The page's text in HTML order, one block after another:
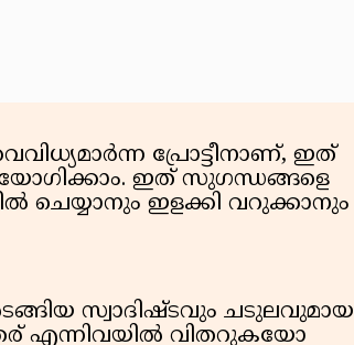
പ്രോട്ടീനാണ്, ഇത്
ഇത് സുഗന്ധങ്ങളെ
ചെയ്യാനും ഇളക്കി വറുക്കാനും
സ്വാദിഷ്ടവും ചടുലവുമായ
വിതറുകയോ